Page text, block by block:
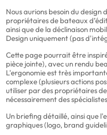
Nous aurions besoin du design
propriétaires de bateaux
ainsi que de la déclinaison
Design uniquement (pas
Cette page pourrait être
pièce jointe), avec un rendu
L'ergonomie est très
complexe (plusieurs actions
utiliser par des propriétaires
nécessairement des
Un briefing détaillé, ainsi que
graphiques (logo, brand